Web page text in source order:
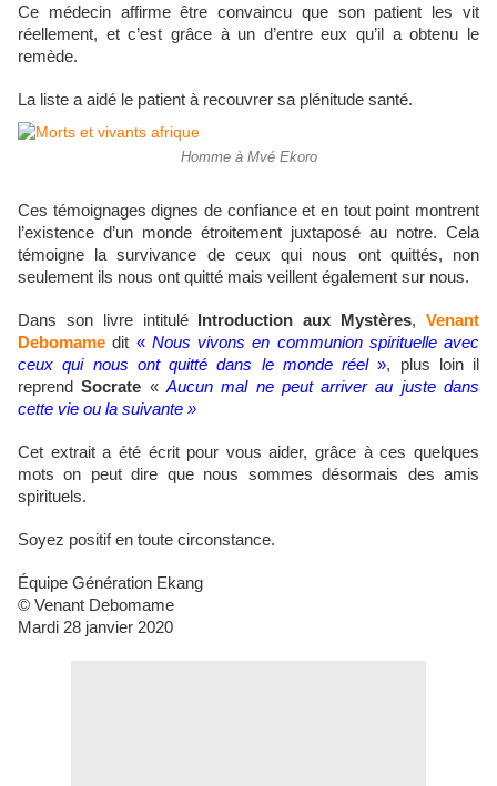
Ce médecin affirme être convaincu que son patient les vit
réellement, et c’est grâce à un d’entre eux qu’il a obtenu le
remède.
La liste a aidé le patient à recouvrer sa plénitude santé.
Homme à Mvé Ekoro
Ces témoignages dignes de confiance et en tout point montrent
l’existence d’un monde étroitement juxtaposé au notre. Cela
témoigne la survivance de ceux qui nous ont quittés, non
seulement ils nous ont quitté mais veillent également sur nous.
Dans son livre intitulé Introduction aux Mystères,Venant
Debomame dit « Nous vivons en communion spirituelle avec
ceux qui nous ont quitté dans le monde réel», plus loin il
reprendSocrate « Aucun mal ne peut arriver au juste dans
cette vie ou la suivante »
Cet extrait a été écrit pour vous aider, grâce à ces quelques
mots on peut dire que nous sommes désormais des amis
spirituels.
Soyez positif en toute circonstance.
Équipe Génération Ekang
© Venant Debomame
Mardi 28 janvier 2020